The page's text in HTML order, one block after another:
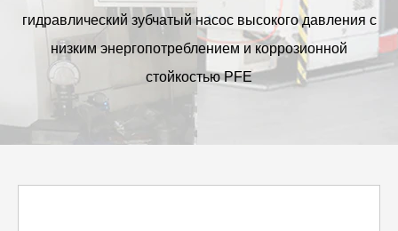
гидравлический зубчатый насос высокого давления с
низким энергопотреблением и коррозионной
стойкостью PFE